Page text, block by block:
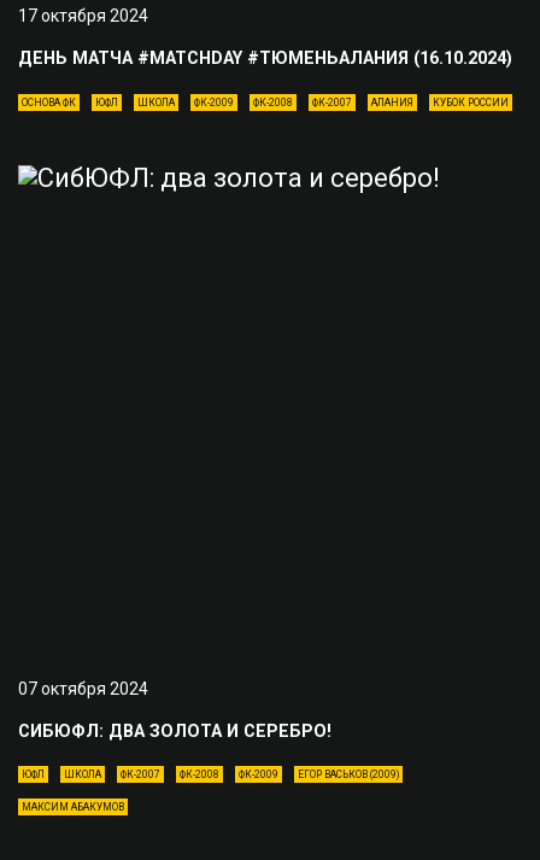
17 октября 2024
ДЕНЬ МАТЧА #MATCHDAY #ТЮМЕНЬАЛАНИЯ (16.10.2024)
ОСНОВА ФК ЮФЛ ШКОЛА ФК-2009 ФК-2008 ФК-2007 АЛАНИЯ КУБОК РОССИИ
07 октября 2024
СИБЮФЛ: ДВА ЗОЛОТА И СЕРЕБРО!
ЮФЛ ШКОЛА ФК-2007 ФК-2008 ФК-2009 ЕГОР ВАСЬКОВ (2009)
МАКСИМ АБАКУМОВ